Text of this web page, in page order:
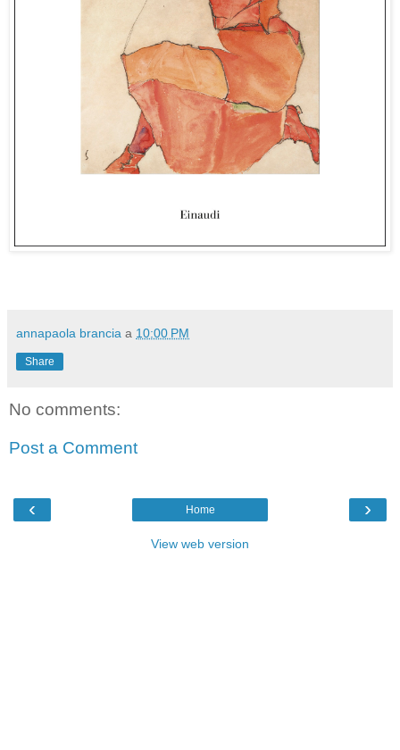
annapaola brancia a 10:00 PM
Share
No comments:
Post a Comment
‹ ›
Home
View web version